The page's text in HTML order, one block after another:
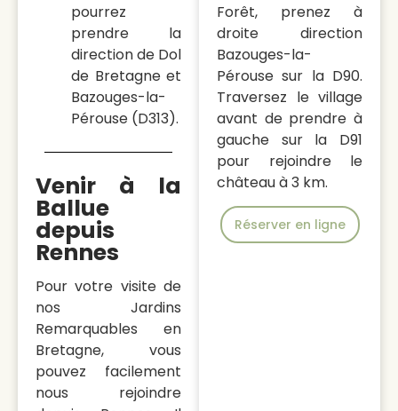
pourrez
prendre la
direction de Dol
de Bretagne et
Bazouges-la-
Pérouse (D313).
Venir à la
Ballue
depuis
Rennes
Pour votre visite de
nos Jardins
Remarquables en
Bretagne, vous
pouvez facilement
nous rejoindre
Forêt, prenez à
droite direction
Bazouges-la-
Pérouse sur la D90.
Traversez le village
avant de prendre à
gauche sur la D91
pour rejoindre le
château à 3 km.
Réserver en ligne